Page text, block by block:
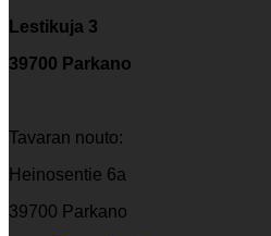
Lestikuja 3
39700 Parkano
Tavaran nouto:
Heinosentie 6a
39700 Parkano